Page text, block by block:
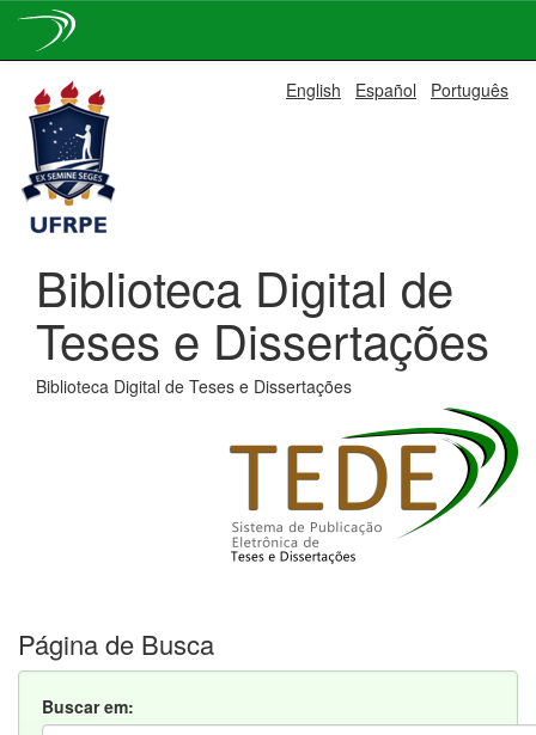
navigation
English Español Português
Biblioteca Digital de
Teses e Dissertações
Biblioteca Digital de Teses e Dissertações
Página de Busca
Buscar em: